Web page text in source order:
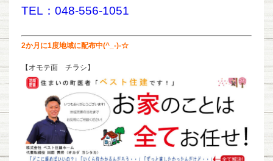
TEL：048-556-1051
2か月に1度地域に配布中(^_-)-☆
【オモテ面 チラシ】